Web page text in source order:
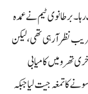
برطانوی ٹیم نے عمدہ
نظر آ رہی تھی، لیکن
تھرو میں کامیابی
کا تمغہ جیت لیا جبکہ